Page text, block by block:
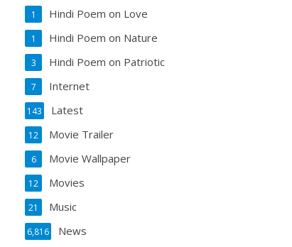
Hindi Poem on Love
1
Hindi Poem on Nature
1
Hindi Poem on Patriotic
3
Internet
7
Latest
143
Movie Trailer
12
Movie Wallpaper
6
Movies
12
Music
21
News
6,816